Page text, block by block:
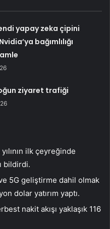
yapay zeka çipini
bağımlılığı
ziyaret trafiği
ilk çeyreğinde
bildirdi.
5G geliştirme dahil olmak
dolar yatırım yaptı.
nakit akışı yaklaşık 116